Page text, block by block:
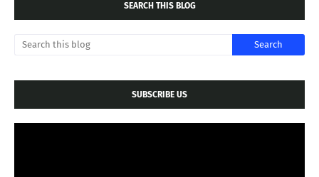
SEARCH THIS BLOG
SUBSCRIBE US